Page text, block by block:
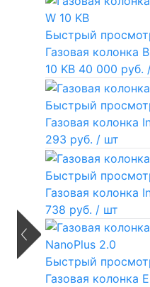
Быстрый
Газовая колонка
10 KB 40 000 руб.
Быстрый
Газовая колонка
293 руб. / шт
Быстрый
Газовая колонка
738 руб. / шт
Быстрый
Газовая колонка